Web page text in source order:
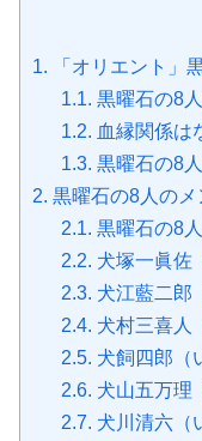
1. 「オリエント」
1.1. 黒曜石の8
1.2. 血縁関係は
1.3. 黒曜石の8
2. 黒曜石の8人の
2.1. 黒曜石の8
2.2. 犬塚一眞佐
2.3. 犬江藍二郎
2.4. 犬村三喜人
2.5. 犬飼四郎（
2.6. 犬山五万理
2.7. 犬川清六（